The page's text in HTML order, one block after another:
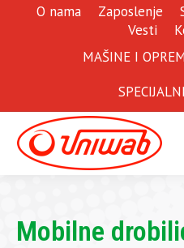
O nama Zaposlenje
Vesti
MAŠINE I
Mobilne